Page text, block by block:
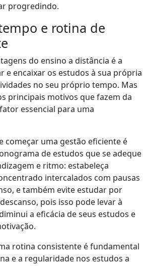
progredindo.
e rotina de
do ensino a distância é a
e encaixar os estudos à sua própria
no seu próprio tempo. Mas
principais motivos que fazem da
essencial para uma
começar uma gestão eficiente é
de estudos que se adeque
e ritmo: estabeleça
intercalados com pausas
e também evite estudar por
pois isso pode levar à
a eficácia de seus estudos e
rotina consistente é fundamental
e a regularidade nos estudos a